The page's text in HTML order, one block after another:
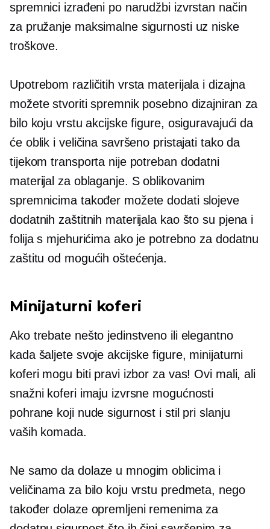
spremnici izrađeni po narudžbi izvrstan način
za pružanje maksimalne sigurnosti uz niske
troškove.
Upotrebom različitih vrsta materijala i dizajna
možete stvoriti spremnik posebno dizajniran za
bilo koju vrstu akcijske figure, osiguravajući da
će oblik i veličina savršeno pristajati tako da
tijekom transporta nije potreban dodatni
materijal za oblaganje. S oblikovanim
spremnicima također možete dodati slojeve
dodatnih zaštitnih materijala kao što su pjena i
folija s mjehurićima ako je potrebno za dodatnu
zaštitu od mogućih oštećenja.
Minijaturni koferi
Ako trebate nešto jedinstveno ili elegantno
kada šaljete svoje akcijske figure, minijaturni
koferi mogu biti pravi izbor za vas! Ovi mali, ali
snažni koferi imaju izvrsne mogućnosti
pohrane koji nude sigurnost i stil pri slanju
vaših komada.
Ne samo da dolaze u mnogim oblicima i
veličinama za bilo koju vrstu predmeta, nego
također dolaze opremljeni remenima za